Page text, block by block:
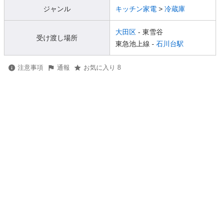
ジャンル キッチン家電 > 冷蔵庫
受け渡し場所
大田区 - 東雪谷
東急池上線 - 石川台駅
注意事項 通報 お気に入り 8